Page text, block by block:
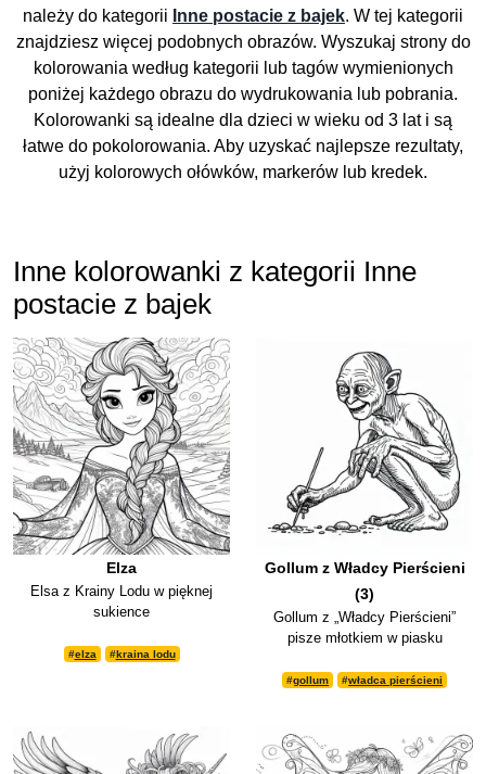
należy do kategorii Inne postacie z bajek. W tej kategorii
znajdziesz więcej podobnych obrazów. Wyszukaj strony do
kolorowania według kategorii lub tagów wymienionych
poniżej każdego obrazu do wydrukowania lub pobrania.
Kolorowanki są idealne dla dzieci w wieku od 3 lat i są
łatwe do pokolorowania. Aby uzyskać najlepsze rezultaty,
użyj kolorowych ołówków, markerów lub kredek.
Inne kolorowanki z kategorii Inne
postacie z bajek
Elza
Elsa z Krainy Lodu w pięknej
sukience
#elza #kraina lodu
Gollum z Władcy Pierścieni
(3)
Gollum z „Władcy Pierścieni”
pisze młotkiem w piasku
#gollum #władca pierścieni